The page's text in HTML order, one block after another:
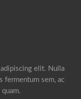
elit. Nulla
fermentum sem, ac